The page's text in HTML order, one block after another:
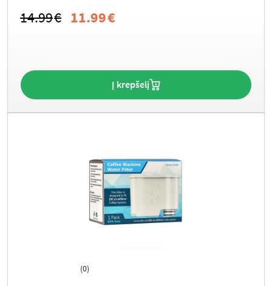
14.99€ Original
14.99€.
11.99€Current
11.99€.
Į krepšelį
(0)